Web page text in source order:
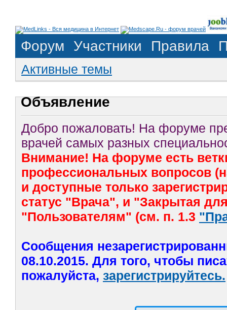
Форум Участники Правила
Активные темы
Объявление
Добро пожаловать! На форуме
врачей самых разных
Внимание! На форуме есть
профессиональных вопросов
и доступные только
статус "Врача", и "Закрытая
"Пользователям" (см. п. 1.3
Сообщения
08.10.2015. Для того, чтобы
пожалуйста, зарегистрируйтесь.